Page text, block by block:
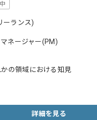
ーランス)
ネージャー(PM)
の領域における知見
詳細を見る